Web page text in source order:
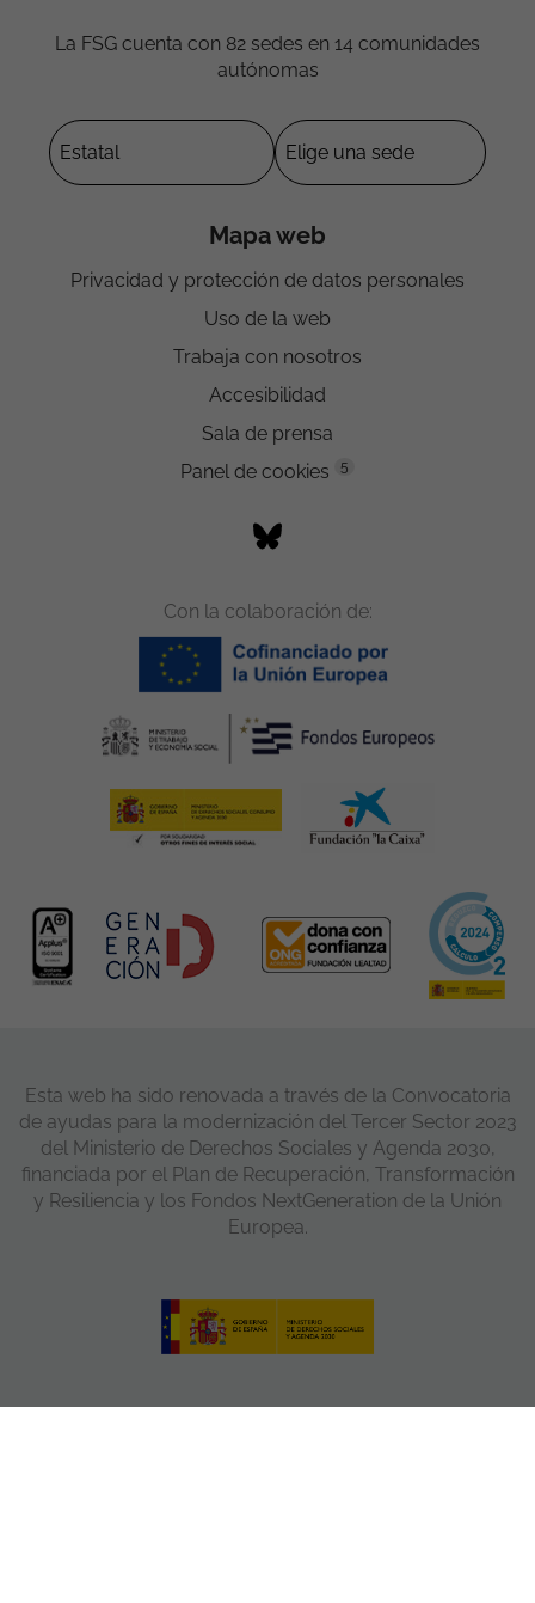
La FSG cuenta con 82 sedes en 14 comunidades
autónomas
Mapa web
Privacidad y protección de datos personales
Uso de la web
Trabaja con nosotros
Accesibilidad
Sala de prensa
Panel de cookies
5
Con la colaboración de:
Esta web ha sido renovada a través de la Convocatoria
de ayudas para la modernización del Tercer Sector 2023
del Ministerio de Derechos Sociales y Agenda 2030,
financiada por el Plan de Recuperación, Transformación
y Resiliencia y los Fondos NextGeneration de la Unión
Europea.